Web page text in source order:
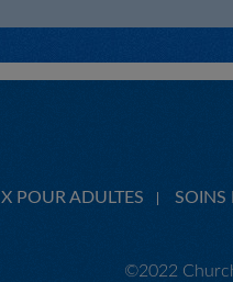
POUR ADULTES SOINS
©2022